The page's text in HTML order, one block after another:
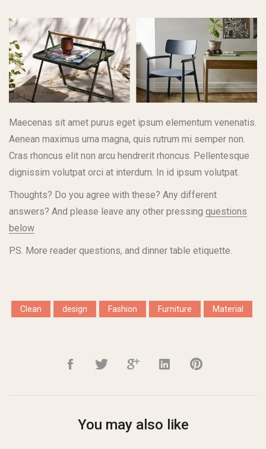
Maecenas sit amet purus eget ipsum elementum venenatis.
Aenean maximus urna magna, quis rutrum mi semper non.
Cras rhoncus elit non arcu hendrerit rhoncus. Pellentesque
dignissim volutpat orci at interdum. In id ipsum volutpat.
Thoughts? Do you agree with these? Any different
answers? And please leave any other pressing questions
below
P.S. More reader questions, and dinner table etiquette.
Clean design Fashion Furniture Material
You may also like